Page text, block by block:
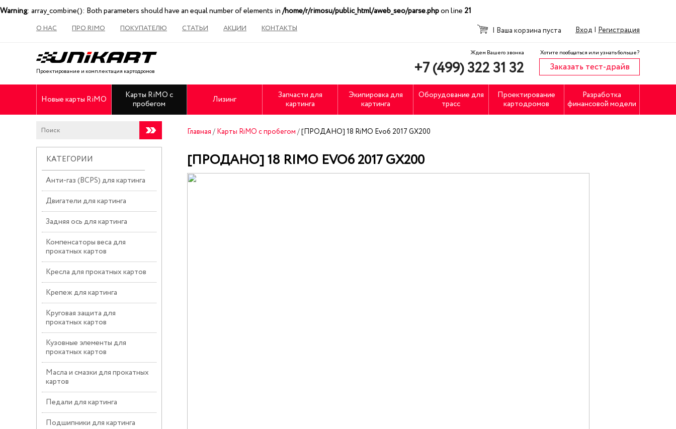
Warning: array_combine(): Both parameters should have an equal number of elements in/home/r/rimosu/public_html/aweb_seo/parse.phpon line 21
О НАС ПРО RIMO ПОКУПАТЕЛЮ СТАТЬИ АКЦИИ КОНТАКТЫ Вход | Регистрация
| Ваша корзина пуста
Проектирование и комплектация картодромов
Хотите пообщаться или узнать больше?
Заказать тест-драйв
Ждем Вашего звонка
+7 (499) 322 31 32
Новые карты RiMO
Карты RiMO с
пробегом
Лизинг
Запчасти для
картинга
Экипировка для
картинга
Оборудование для
трасс
Проектирование
картодромов
Разработка
финансовой модели
КАТЕГОРИИ
Анти-газ (BCPS) для картинга
Двигатели для картинга
Задняя ось для картинга
Компенсаторы веса для
прокатных картов
Кресла для прокатных картов
Крепеж для картинга
Круговая защита для
прокатных картов
Кузовные элементы для
прокатных картов
Масла и смазки для прокатных
картов
Педали для картинга
Подшипники для картинга
Главная / Карты RiMO с пробегом /[ПРОДАНО] 18 RiMO Evo6 2017 GX200
[ПРОДАНО] 18 RIMO EVO6 2017 GX200